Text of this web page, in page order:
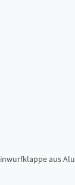
aus Alu